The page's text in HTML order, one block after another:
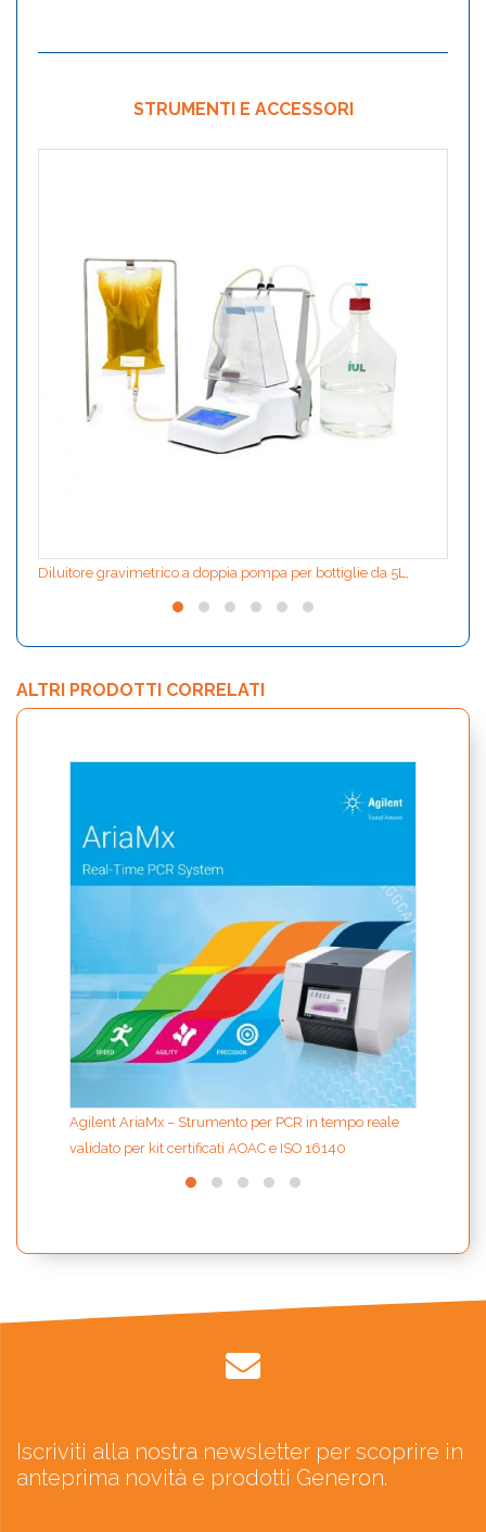
STRUMENTI E ACCESSORI
Diluitore gravimetrico a doppia pompa per bottiglie da 5L,
ALTRI PRODOTTI CORRELATI
Agilent AriaMx – Strumento per PCR in tempo reale
validato per kit certificati AOAC e ISO 16140
Iscriviti alla nostra newsletter per scoprire in
anteprima novità e prodotti Generon.